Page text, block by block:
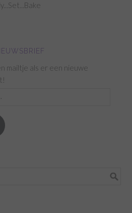
mailtje als er een nieuwe